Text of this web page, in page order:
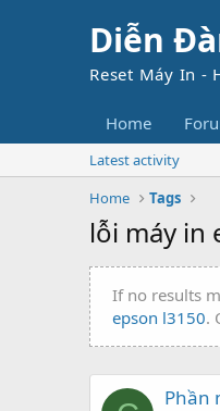
Diễn
Reset Máy In -
Home
Latest activity
Home
Tags
lỗi máy in
If no results
epson l3150.
Phần